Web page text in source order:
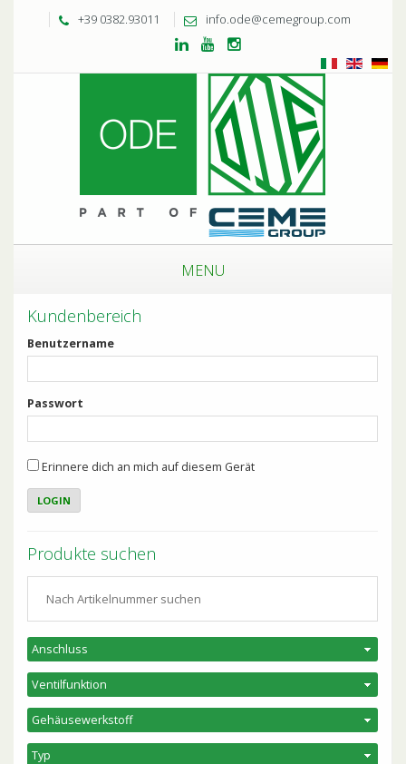
+39 0382.93011 info.ode@cemegroup.com
MENU
Kundenbereich
Benutzername
Passwort
Erinnere dich an mich auf diesem Gerät
Produkte suchen